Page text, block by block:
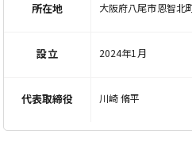
所在地 大阪府八尾市恩智北
設立 2024年1月
代表取締役 川崎 脩平